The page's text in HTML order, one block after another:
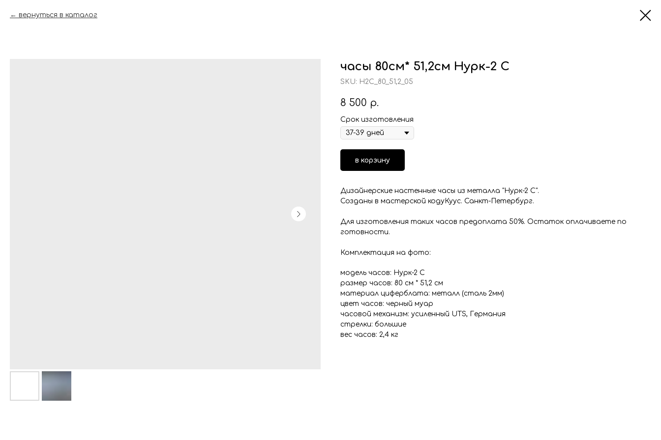
вернуться в каталог
часы 80см* 51,2см Нурк-2 С
SKU: Н2С_80_51,2_05
8 500 р.
Срок изготовления
в корзину
Дизайнерские настенные часы из металла "Нурк-2 С".
Созданы в мастерской кодуКуус. Санкт-Петербург.
Для изготовления таких часов предоплата 50%. Остаток оплачиваете по
готовности.
Комплектация на фото:
модель часов: Нурк-2 С
размер часов: 80 см * 51,2 см
материал циферблата: металл (сталь 2мм)
цвет часов: черный муар
часовой механизм: усиленный UTS, Германия
стрелки: большие
вес часов: 2,4 кг